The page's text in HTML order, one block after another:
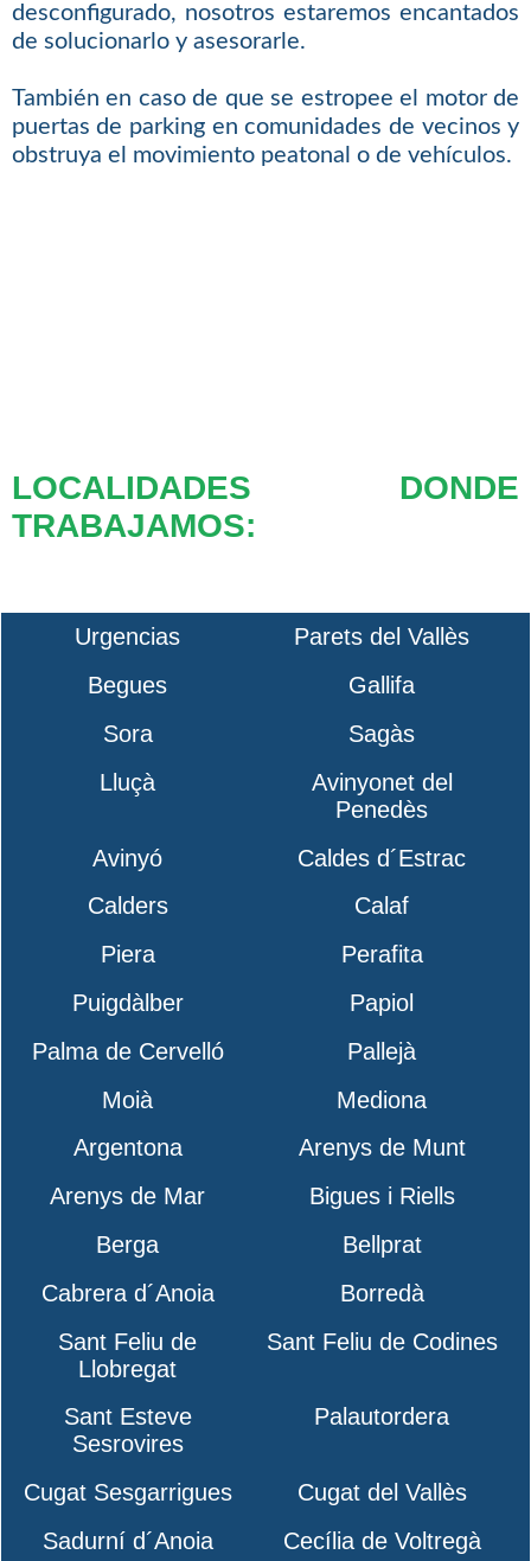
desconfigurado, nosotros estaremos encantados
de solucionarlo y asesorarle.
También en caso de que se estropee el motor de
puertas de parking en comunidades de vecinos y
obstruya el movimiento peatonal o de vehículos.
LOCALIDADES DONDE
TRABAJAMOS:
Urgencias
Parets del Vallès
Begues
Gallifa
Sora
Sagàs
Lluçà
Avinyonet del
Penedès
Avinyó
Caldes d´Estrac
Calders
Calaf
Piera
Perafita
Puigdàlber
Papiol
Palma de Cervelló
Pallejà
Moià
Mediona
Argentona
Arenys de Munt
Arenys de Mar
Bigues i Riells
Berga
Bellprat
Cabrera d´Anoia
Borredà
Sant Feliu de
Llobregat
Sant Feliu de Codines
Sant Esteve
Sesrovires
Palautordera
Cugat Sesgarrigues
Cugat del Vallès
Sadurní d´Anoia
Cecília de Voltregà